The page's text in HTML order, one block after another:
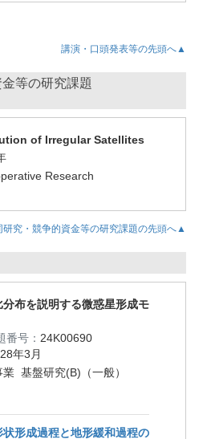
講演・口頭発表等の先頭へ▲
等の研究課題
of Irregular Satellites
Research
研究・競争的資金等の研究課題の先頭へ▲
布を説明する微惑星形成モ
番号： 24K00690
年3月
基盤研究(B)（一般）
状形成過程と地形緩和過程の